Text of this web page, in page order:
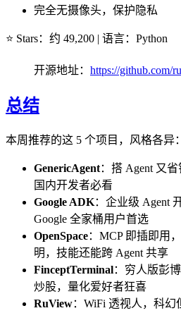
完全无摄像头，保护隐私
⭐ Stars：约 49,200 | 语言：Python
开源地址： https://github.com/
总结
本周推荐的这 5 个项目，风格各异：
GenericAgent：搭 Agent 又
国内开发者必看
Google ADK：企业级 Agent
Google 全家桶用户首选
OpenSpace：MCP 即插即用
明，技能还能跨 Agent 共享
FinceptTerminal：穷人版彭
炒股，量化爱好者狂喜
RuView：WiFi 透视人，科